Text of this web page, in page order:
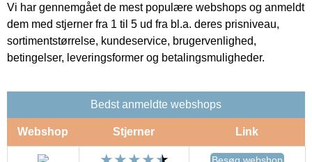
Vi har gennemgået de mest populære webshops og anmeldt
dem med stjerner fra 1 til 5 ud fra bl.a. deres prisniveau,
sortimentstørrelse, kundeservice, brugervenlighed,
betingelser, leveringsformer og betalingsmuligheder.
Bedst anmeldte webshops
Webshop Stjerner Link